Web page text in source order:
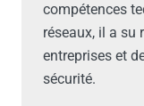
compétences
réseaux, il a su
entreprises et
sécurité.